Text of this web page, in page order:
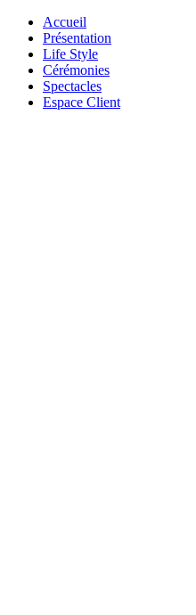
Accueil
Présentation
Life Style
Cérémonies
Spectacles
Espace Client